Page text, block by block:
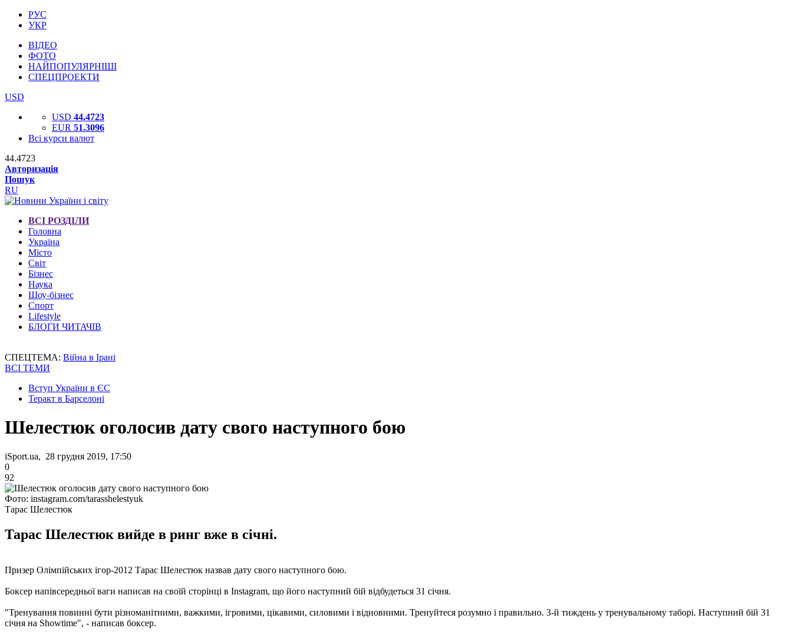
РУС
УКР
ВІДЕО
ФОТО
НАЙПОПУЛЯРНІШІ
СПЕЦПРОЕКТИ
USD
USD 44.4723
EUR 51.3096
Всі курси валют
44.4723
Авторизація
Пошук
RU
ВСІ РОЗДІЛИ
Головна
Україна
Місто
Світ
Бізнес
Наука
Шоу-бізнес
Спорт
Lifestyle
БЛОГИ ЧИТАЧІВ
СПЕЦТЕМА: Війна в Ірані
ВСІ ТЕМИ
Вступ України в ЄС
Теракт в Барселоні
Шелестюк оголосив дату свого наступного бою
iSport.ua, 28 грудня 2019, 17:50
0
92
Фото: instagram.com/tarasshelestyuk
Тарас Шелестюк
Тарас Шелестюк вийде в ринг вже в січні.
Призер Олімпійських ігор-2012 Тарас Шелестюк назвав дату свого наступного бою.
Боксер напівсередньої ваги написав на своїй сторінці в Instagram, що його наступний бій відбудеться 31 січня.
"Тренування повинні бути різноманітними, важкими, ігровими, цікавими, силовими і відновними. Тренуйтеся розумно і правильно. 3-й тиждень у тренувальному таборі. Наступний бій 31
січня на Showtime", - написав боксер.